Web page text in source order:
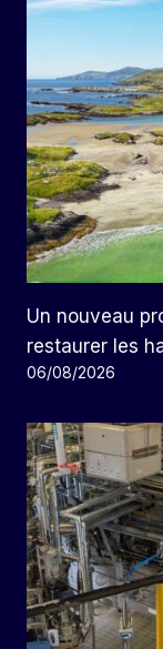
Un nouveau
restaurer les
06/08/2026